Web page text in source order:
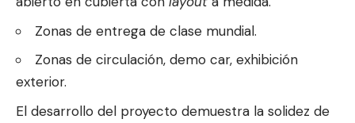
Zonas de entrega de clase mundial.
Zonas de circulación, demo car, exhibición
exterior.
El desarrollo del proyecto demuestra la solidez de